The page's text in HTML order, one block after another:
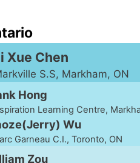
Xue Chen
S.S, Markham, ON
Hong
Learning Centre,
Wu
Garneau C.I., Toronto, ON
Zou